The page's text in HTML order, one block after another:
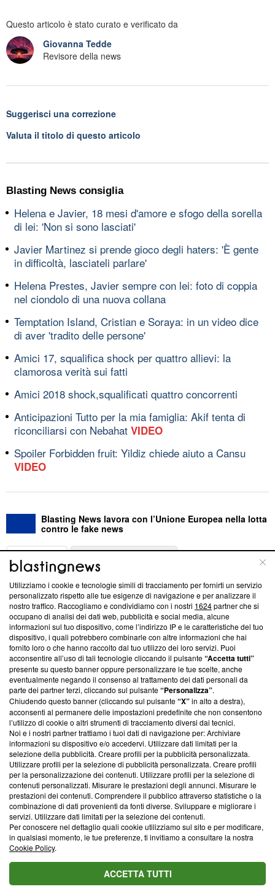
Questo articolo è stato curato e verificato da
Giovanna Tedde
Revisore della news
Suggerisci una correzione
Valuta il titolo di questo articolo
Blasting News consiglia
Helena e Javier, 18 mesi d'amore e sfogo della sorella
di lei: 'Non si sono lasciati'
Javier Martinez si prende gioco degli haters: 'È gente
in difficoltà, lasciateli parlare'
Helena Prestes, Javier sempre con lei: foto di coppia
nel ciondolo di una nuova collana
Temptation Island, Cristian e Soraya: in un video dice
di aver 'tradito delle persone'
Amici 17, squalifica shock per quattro allievi: la
clamorosa verità sui fatti
Amici 2018 shock,squalificati quattro concorrenti
Anticipazioni Tutto per la mia famiglia: Akif tenta di
riconciliarsi con Nebahat VIDEO
Spoiler Forbidden fruit: Yildiz chiede aiuto a Cansu
VIDEO
Blasting News lavora con l’Unione Europea nella lotta
contro le fake news
ABOUT
Questa sezione offre informazioni trasparenti su Blasting
News, sui nostri processi editoriali e su come ci impegniamo a
creare news di qualità. Inoltre, afferma la nostra aderenza a
‘Trust Project - News with Integrity’Blasting News non è
ancora membro del programma, ma ha richiesto di farne
parte; Trust Project non ha ancora effettuato una verifica di
conformità agli standard.
Su di noi
Team editoriale
Corporate
Redazione
Informativa Privacy
Cookie Policy
Blasting SA, IDI CHE-247.845.224, Via Carlo Frasca, 3 - 6900
Lugano (Svizzera) Tel:+39 0690258937
© 2026 Blasting News
Utilizziamo i cookie e tecnologie simili di tracciamento per fornirti un servizio
personalizzato rispetto alle tue esigenze di navigazione e per analizzare il
nostro traffico. Raccogliamo e condividiamo con i nostri 1624partner che si
occupano di analisi dei dati web, pubblicità e social media, alcune
informazioni sul tuo dispositivo, come l’indirizzo IP e le caratteristiche del tuo
dispositivo, i quali potrebbero combinarle con altre informazioni che hai
fornito loro o che hanno raccolto dal tuo utilizzo dei loro servizi. Puoi
acconsentire all’uso di tali tecnologie cliccando il pulsante“Accetta tutti”
presente su questo banner oppure personalizzare le tue scelte, anche
eventualmente negando il consenso al trattamento dei dati personali da
parte dei partner terzi, cliccando sul pulsante“Personalizza”.
Chiudendo questo banner (cliccando sul pulsante“X”in alto a destra),
acconsenti al permanere delle impostazioni predefinite che non consentono
l’utilizzo di cookie o altri strumenti di tracciamento diversi dai tecnici.
Noi e i nostri partner trattiamo i tuoi dati di navigazione per: Archiviare
informazioni su dispositivo e/o accedervi. Utilizzare dati limitati per la
selezione della pubblicità. Creare profili per la pubblicità personalizzata.
Utilizzare profili per la selezione di pubblicità personalizzata. Creare profili
per la personalizzazione dei contenuti. Utilizzare profili per la selezione di
contenuti personalizzati. Misurare le prestazioni degli annunci. Misurare le
prestazioni dei contenuti. Comprendere il pubblico attraverso statistiche o la
combinazione di dati provenienti da fonti diverse. Sviluppare e migliorare i
servizi. Utilizzare dati limitati per la selezione dei contenuti.
Per conoscere nel dettaglio quali cookie utilizziamo sul sito e per modificare,
in qualsiasi momento, le tue preferenze, ti invitiamo a consultare la nostra
Cookie Policy.
ACCETTA TUTTI